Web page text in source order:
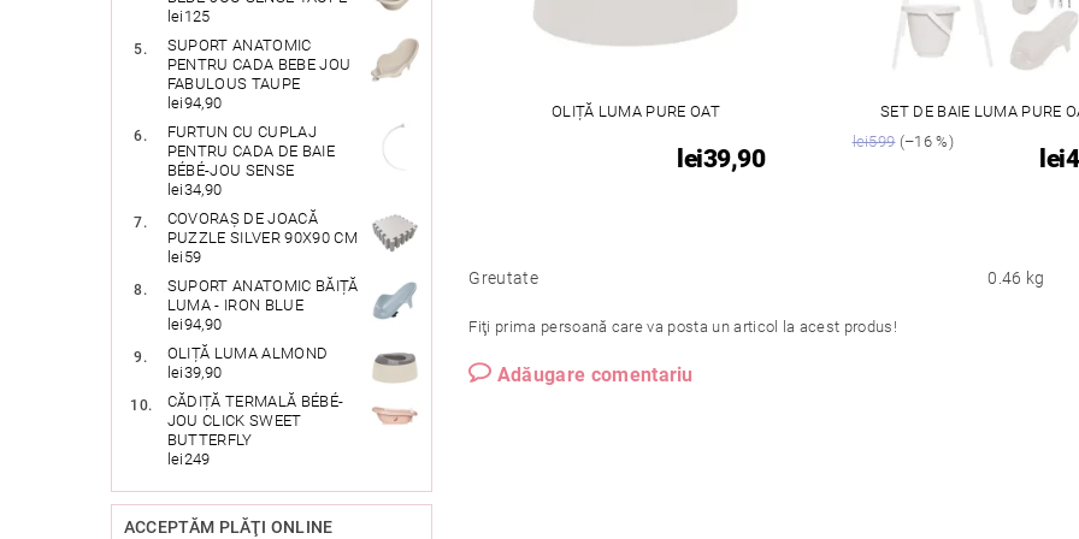
lei125
SUPORT ANATOMIC
PENTRU CADA BEBE JOU
FABULOUS TAUPE
lei94,90
FURTUN CU CUPLAJ
PENTRU CADA DE BAIE
BÉBÉ-JOU SENSE
lei34,90
COVORAȘ DE JOACĂ
PUZZLE SILVER 90X90 CM
lei59
SUPORT ANATOMIC BĂIȚĂ
LUMA - IRON BLUE
lei94,90
OLIȚĂ LUMA ALMOND
lei39,90
CĂDIȚĂ TERMALĂ BÉBÉ-
JOU CLICK SWEET
BUTTERFLY
lei249
ACCEPTĂM PLĂŢI ONLINE
OLIȚĂ LUMA PURE OAT
lei39,90
SET DE BAIE LUMA PURE
lei599(–16 %)
Greutate 0.46 kg
Fiţi prima persoană care va posta un articol la acest produs!
Adăugare comentariu